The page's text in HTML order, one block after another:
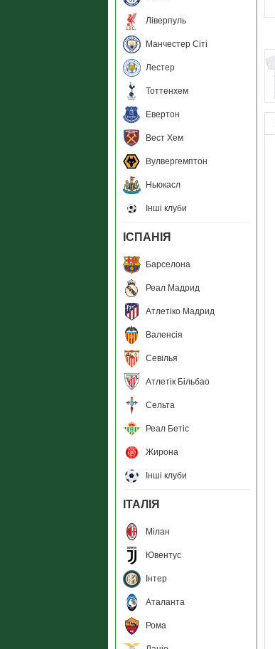
Ліверпуль
Манчестер Сіті
Лестер
Тоттенхем
Евертон
Вест Хем
Вулвергемптон
Ньюкасл
Інші клуби
ІСПАНІЯ
Барселона
Реал Мадрид
Атлетіко Мадрид
Валенсія
Севілья
Атлетік Більбао
Сельта
Реал Бетіс
Жирона
Інші клуби
ІТАЛІЯ
Мілан
Ювентус
Інтер
Аталанта
Рома